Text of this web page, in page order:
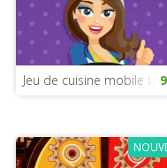
Jeu de cuisine mobile la